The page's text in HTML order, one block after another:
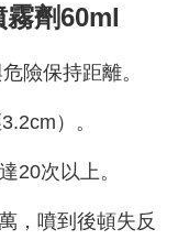
霧劑60ml
險保持距離。
）。
20次以上。
，噴到後頓失反